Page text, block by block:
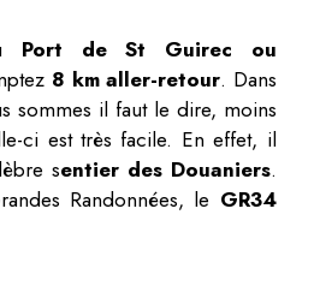
Port de St Guirec ou
8 km aller-retour. Dans
sommes il faut le dire, moins
ci est très facile. En effet, il
sentier des Douaniers.
Randonnées, le GR34